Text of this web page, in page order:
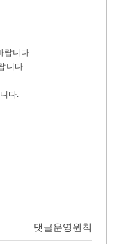
랍니다.
니다.
다.
댓글운영원칙